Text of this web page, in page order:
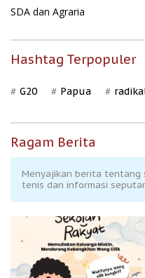
SDA dan Agraria
Hashtag Terpopuler
G20 Papua
Ragam Berita
Menyajikan berita tentang
tenis dan informasi